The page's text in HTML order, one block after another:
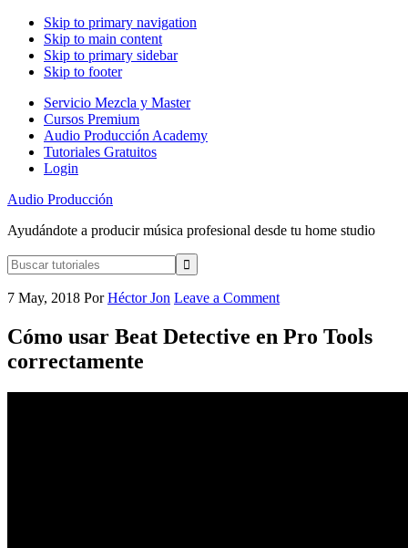
Skip to primary navigation
Skip to main content
Skip to primary sidebar
Skip to footer
Servicio Mezcla y Master
Cursos Premium
Audio Producción Academy
Tutoriales Gratuitos
Login
Audio Producción
Ayudándote a producir música profesional desde tu home studio
Buscar
tutoriales
7 May, 2018 PorHéctor Jon Leave a Comment
Cómo usar Beat Detective en Pro Tools
correctamente